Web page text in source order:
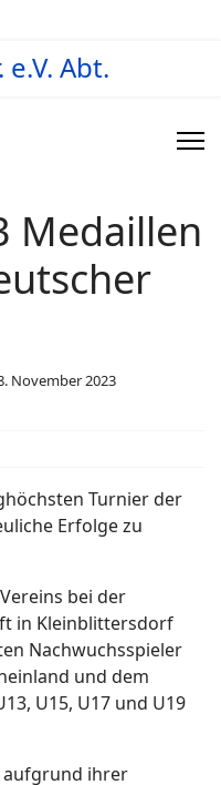
Medaillen
November 2023
Turnier der
Erfolge zu
bei der
in Kleinblittersdorf
Nachwuchsspieler
und dem
U15, U17 und U19
aufgrund ihrer